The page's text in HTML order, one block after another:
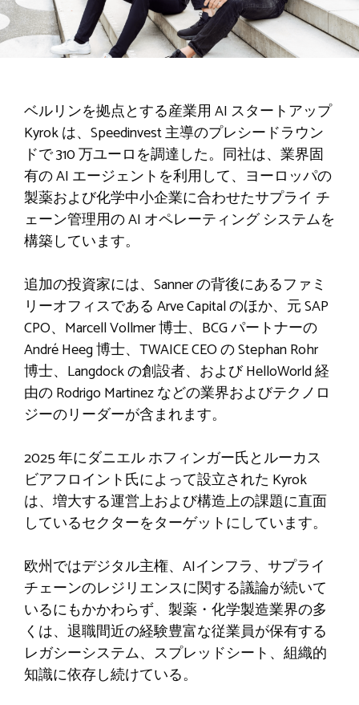
ベルリンを拠点とする産業用 AI スタートアップ
Kyrok は、Speedinvest 主導のプレシードラウン
ドで 310 万ユーロを調達した。同社は、業界固
有の AI エージェントを利用して、ヨーロッパの
製薬および化学中小企業に合わせたサプライ チ
ェーン管理用の AI オペレーティング システムを
構築しています。
追加の投資家には、Sanner の背後にあるファミ
リーオフィスである Arve Capital のほか、元 SAP
CPO、Marcell Vollmer 博士、BCG パートナーの
André Heeg 博士、TWAICE CEO の Stephan Rohr
博士、Langdock の創設者、および HelloWorld 経
由の Rodrigo Martinez などの業界およびテクノロ
ジーのリーダーが含まれます。
2025 年にダニエル ホフィンガー氏とルーカス
ビアフロイント氏によって設立された Kyrok
は、増大する運営上および構造上の課題に直面
しているセクターをターゲットにしています。
欧州ではデジタル主権、AIインフラ、サプライ
チェーンのレジリエンスに関する議論が続いて
いるにもかかわらず、製薬・化学製造業界の多
くは、退職間近の経験豊富な従業員が保有する
レガシーシステム、スプレッドシート、組織的
知識に依存し続けている。